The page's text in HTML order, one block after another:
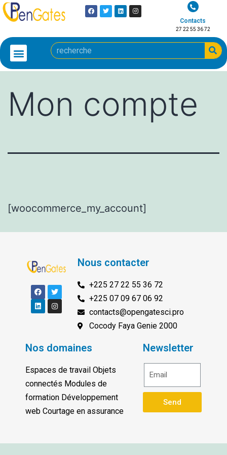
Contacts
27 22 55 36 72
Mon compte
[woocommerce_my_account]
Nous contacter
+225 27 22 55 36 72
+225 07 09 67 06 92
contacts@opengatesci.pro
Cocody Faya Genie 2000
Nos domaines
Espaces de travail Objets
connectés Modules de
formation Développement
web Courtage en assurance
Newsletter
Send